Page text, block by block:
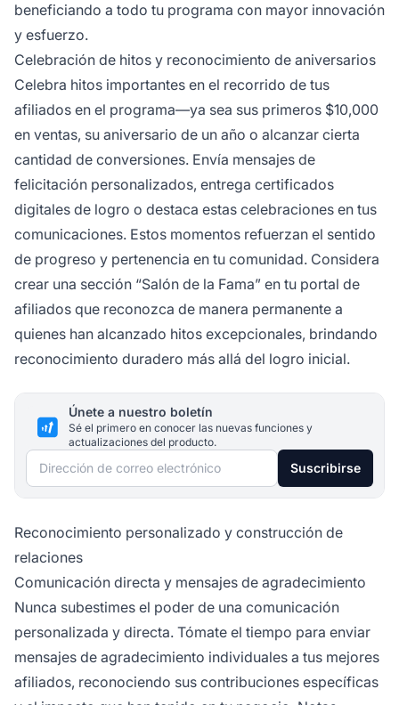
beneficiando a todo tu programa con mayor innovación
y esfuerzo.
Celebración de hitos y reconocimiento de aniversarios
Celebra hitos importantes en el recorrido de tus
afiliados en el programa—ya sea sus primeros $10,000
en ventas, su aniversario de un año o alcanzar cierta
cantidad de conversiones. Envía mensajes de
felicitación personalizados, entrega certificados
digitales de logro o destaca estas celebraciones en tus
comunicaciones. Estos momentos refuerzan el sentido
de progreso y pertenencia en tu comunidad. Considera
crear una sección “Salón de la Fama” en tu portal de
afiliados que reconozca de manera permanente a
quienes han alcanzado hitos excepcionales, brindando
reconocimiento duradero más allá del logro inicial.
Únete a nuestro boletín
Sé el primero en conocer las nuevas funciones y
actualizaciones del producto.
Dirección de correo electrónico Suscribirse
Reconocimiento personalizado y construcción de
relaciones
Comunicación directa y mensajes de agradecimiento
Nunca subestimes el poder de una comunicación
personalizada y directa. Tómate el tiempo para enviar
mensajes de agradecimiento individuales a tus mejores
afiliados, reconociendo sus contribuciones específicas